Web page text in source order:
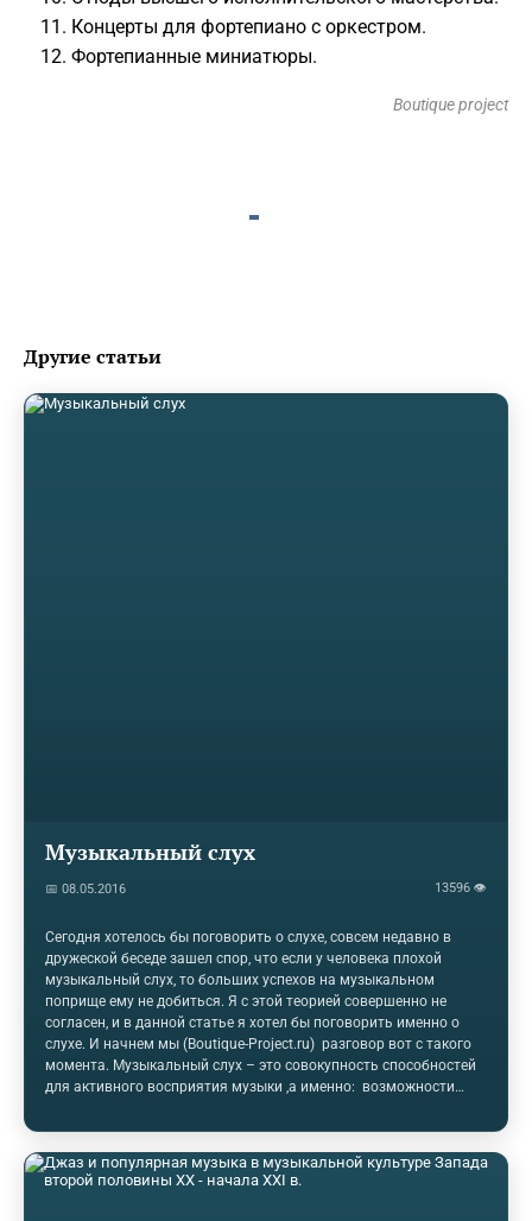
Концерты для фортепиано с оркестром.
Фортепианные миниатюры.
Boutique project
Другие статьи
Музыкальный слух
📅 08.05.2016 13596 👁
Сегодня хотелось бы поговорить о слухе, совсем недавно в
дружеской беседе зашел спор, что если у человека плохой
музыкальный слух, то больших успехов на музыкальном
поприще ему не добиться. Я с этой теорией совершенно не
согласен, и в данной статье я хотел бы поговорить именно о
слухе. И начнем мы (Boutique-Project.ru) разговор вот с такого
момента. Музыкальный слух – это совокупность способностей
для активного восприятия музыки ,а именно: возможности
продолжительности, громкости и окраски, а так же
совокупность способностей необходимых для исполнения и
сочинения музыкальных произведений. Музыкальный слух
бывает нескольких типов: абсолютный, относительный,